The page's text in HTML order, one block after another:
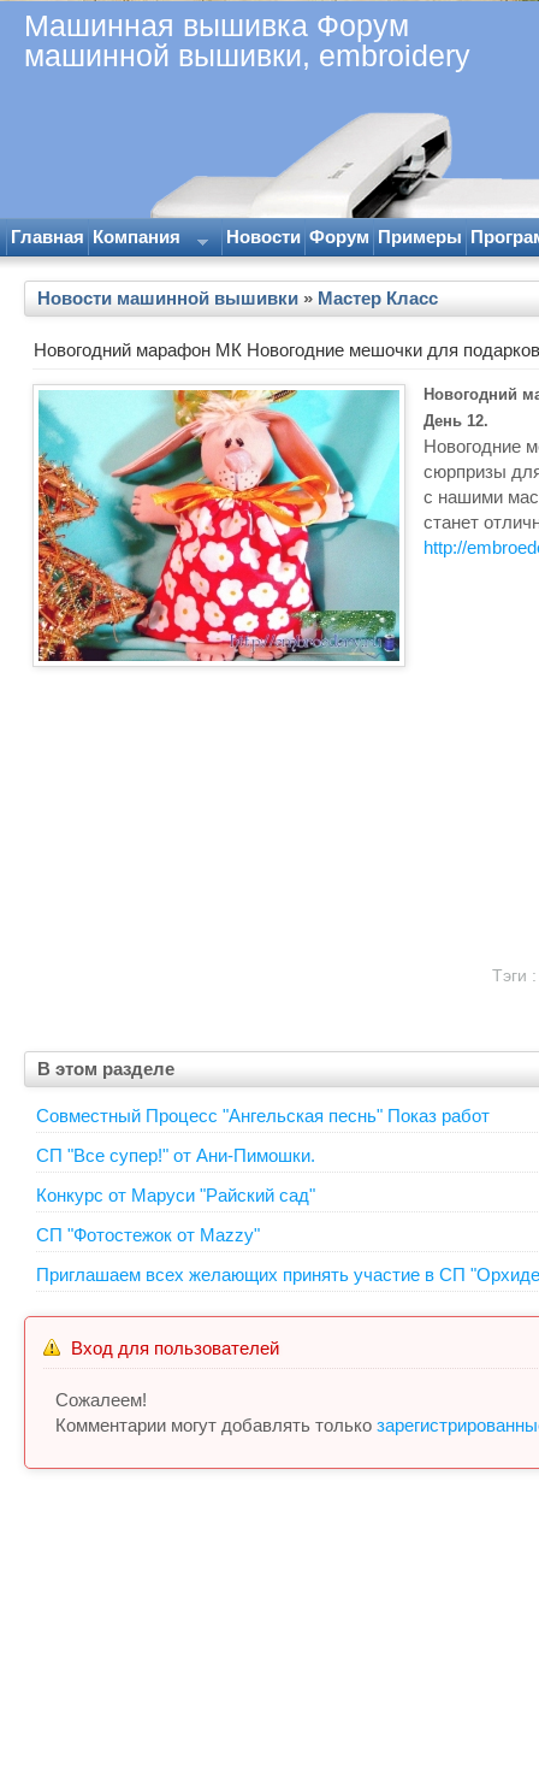
Машинная вышивка Форум
машинной вышивки, embroidery
Главная Компания Новости Форум Примеры
Новости машинной вышивки » Мастер Класс
Новогодний марафон МК Новогодние мешочки для
Новогодний
День 12.
Новогодние
сюрпризы
с нашими
станет
http://
Тэги
В этом разделе
Совместный Процесс "Ангельская песнь" Показ работ
СП "Все супер!" от Ани-Пимошки.
Конкурс от Маруси "Райский сад"
СП "Фотостежок от Mazzy"
Приглашаем всех желающих принять участие в СП
Вход для пользователей
Сожалеем!
Комментарии могут добавлять только